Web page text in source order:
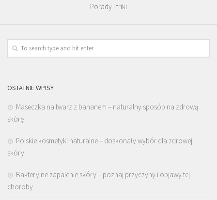
Porady i triki
OSTATNIE WPISY
Maseczka na twarz z bananem – naturalny sposób na zdrową
skórę
Polskie kosmetyki naturalne – doskonały wybór dla zdrowej
skóry
Bakteryjne zapalenie skóry – poznaj przyczyny i objawy tej
choroby